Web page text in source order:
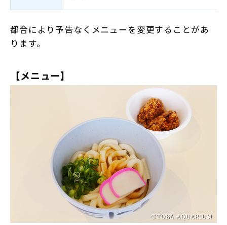
都合により予告なくメニューを変更することがあ
ります。
【メニュー】